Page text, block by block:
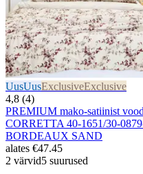
UusUusExclusiveExclusive
4,8 (4)
PREMIUM mako-satiinist
CORRETTA 40-1651/30-
BORDEAUX SAND
alates €47.45
2 värvid5 suurused